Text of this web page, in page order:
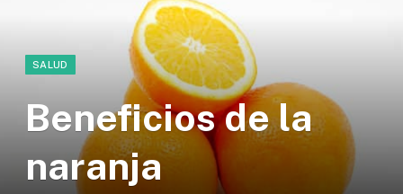
SALUD
Beneficios de la
naranja